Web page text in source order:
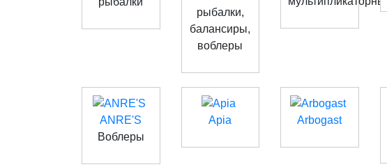
рыбалки,
балансиры,
воблеры
ANRE'S
Воблеры
Apia
Arbogast